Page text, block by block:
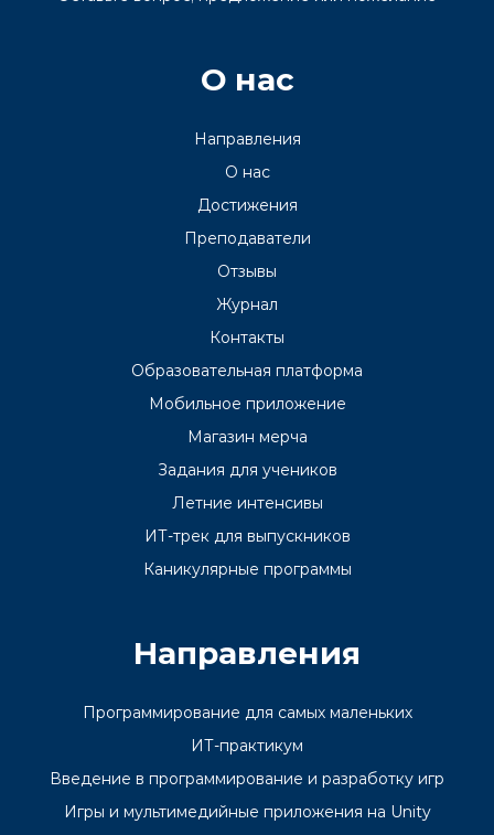
О нас
Направления
О нас
Достижения
Преподаватели
Отзывы
Журнал
Контакты
Образовательная платформа
Мобильное приложение
Магазин мерча
Задания для учеников
Летние интенсивы
ИТ-трек для выпускников
Каникулярные программы
Направления
Программирование для самых маленьких
ИТ-практикум
Введение в программирование и разработку игр
Игры и мультимедийные приложения на Unity